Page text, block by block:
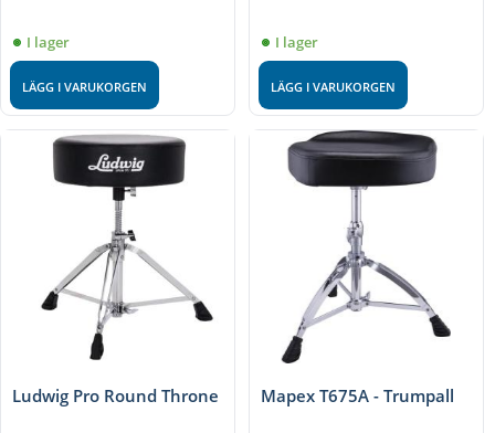
I lager
LÄGG I VARUKORGEN
I lager
LÄGG I VARUKORGEN
Ludwig Pro Round Throne Mapex T675A - Trumpall